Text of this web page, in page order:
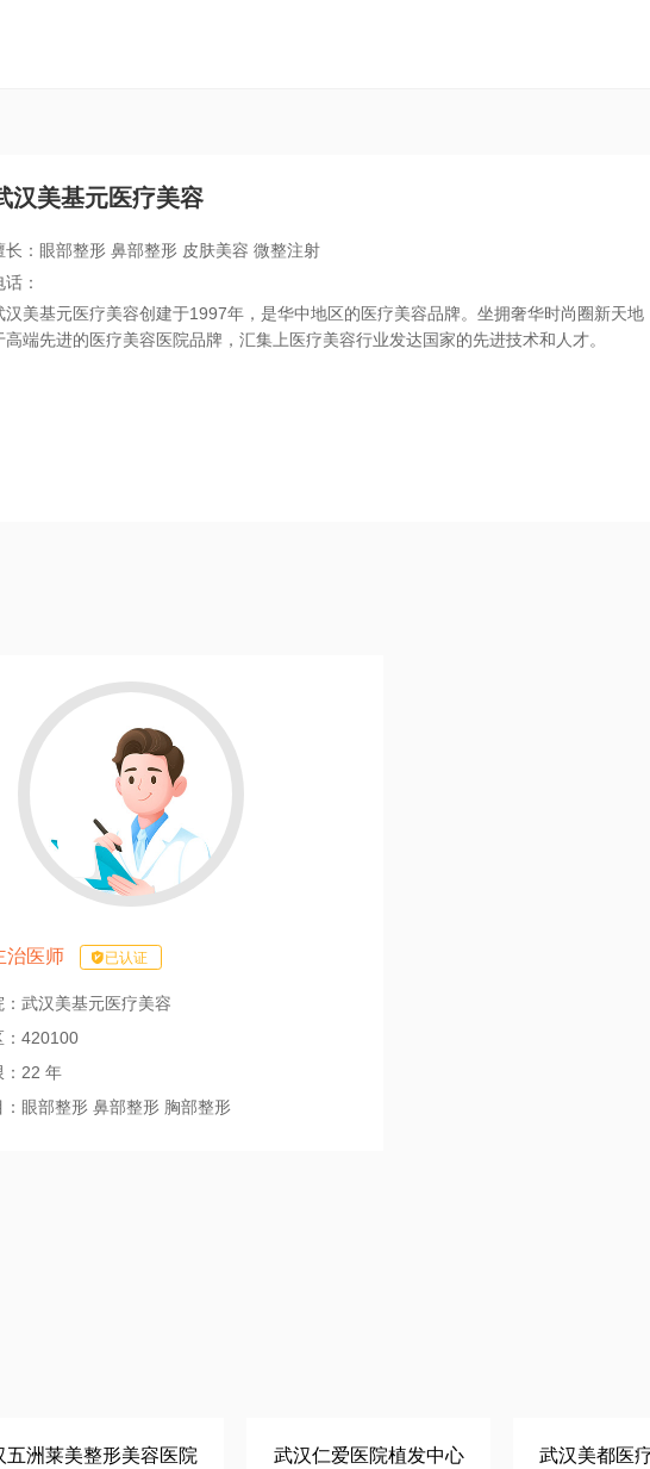
汉美基元医疗美容
长：眼部整形 鼻部整形 皮肤美容 微整注射
话：
汉美基元医疗美容创建于1997年，是华中地区的医疗美容品牌。坐拥奢华时尚圈新天
高端先进的医疗美容医院品牌，汇集上医疗美容行业发达国家的先进技术和人才。
治医师 已认证
：武汉美基元医疗美容
：420100
22 年
眼部整形 鼻部整形 胸部整形
五洲莱美整形美容医院 武汉仁爱医院植发中心 武汉美都医